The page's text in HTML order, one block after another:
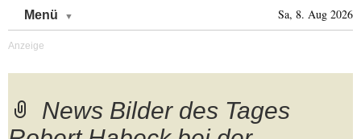
Menü Sa, 8. Aug 2026
News Bilder des Tages